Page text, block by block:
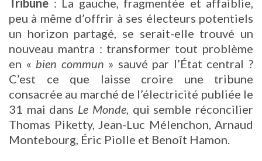
Tribune : La gauche, fragmentée et affaiblie,
peu à même d’offrir à ses électeurs potentiels
un horizon partagé, se serait-elle trouvé un
nouveau mantra : transformer tout problème
en « bien commun » sauvé par l’État central ?
C’est ce que laisse croire une tribune
consacrée au marché de l’électricité publiée le
31 mai dans Le Monde, qui semble réconcilier
Thomas Piketty, Jean-Luc Mélenchon, Arnaud
Montebourg, Éric Piolle et Benoît Hamon.